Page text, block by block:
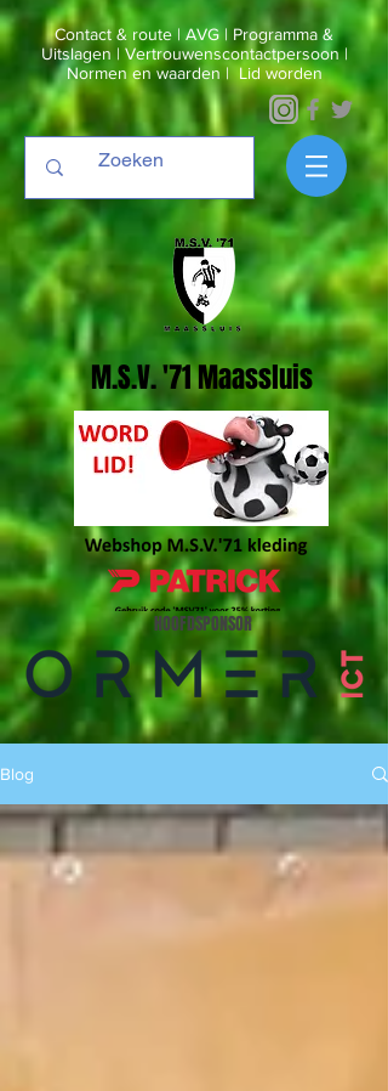
Contact & route| AVG | Programma &
Uitslagen | Vertrouwenscontactpersoon|
Normen en waarden | Lid worden
M.S.V. '71 Maassluis
HOOFDSPONSOR
Blog